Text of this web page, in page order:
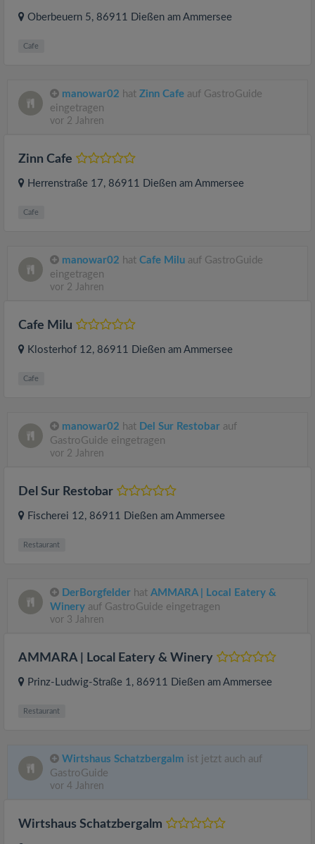
Oberbeuern 5, 86911 Dießen am Ammersee
Cafe
manowar02 hat Zinn Cafe auf GastroGuide
eingetragen
vor 2 Jahren
Zinn Cafe
Herrenstraße 17, 86911 Dießen am Ammersee
Cafe
manowar02 hat Cafe Milu auf GastroGuide
eingetragen
vor 2 Jahren
Cafe Milu
Klosterhof 12, 86911 Dießen am Ammersee
Cafe
manowar02 hat Del Sur Restobar auf
GastroGuide eingetragen
vor 2 Jahren
Del Sur Restobar
Fischerei 12, 86911 Dießen am Ammersee
Restaurant
DerBorgfelder hat AMMARA | Local Eatery &
Winery auf GastroGuide eingetragen
vor 3 Jahren
AMMARA | Local Eatery & Winery
Prinz-Ludwig-Straße 1, 86911 Dießen am Ammersee
Restaurant
Wirtshaus Schatzbergalm ist jetzt auch auf
GastroGuide
vor 4 Jahren
Wirtshaus Schatzbergalm